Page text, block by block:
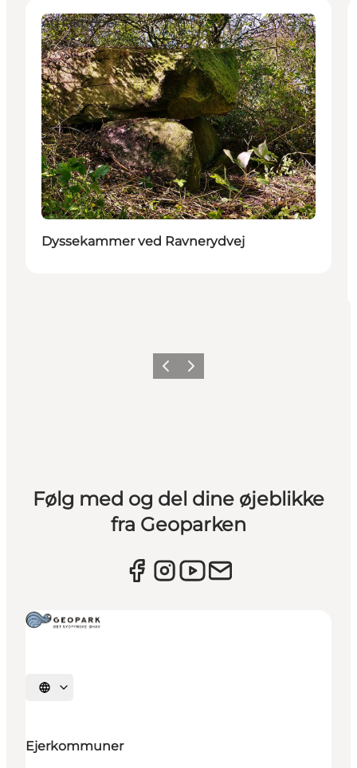
Attraktioner
Dyssekammer ved Ravnerydvej
ForrigeNæste
Følg med og del dine øjeblikke
fra Geoparken
Vælg sprog
Ejerkommuner